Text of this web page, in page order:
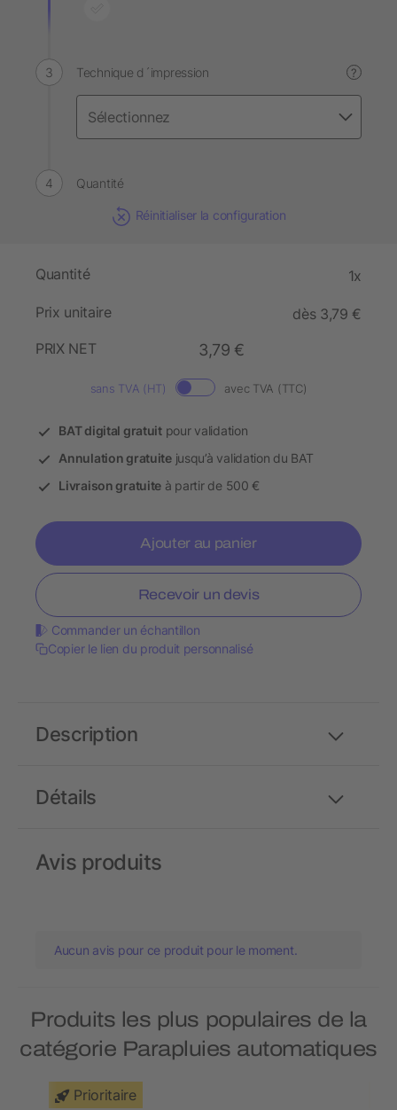
Technique d´impression ?
Quantité
Réinitialiser la configuration
Quantité 1x
Prix unitaire
dès 3,79 €
PRIX NET
3,79 €
sans TVA (HT) avec TVA (TTC)
BAT digital gratuitpour validation
Annulation gratuitejusqu’à validation du BAT
Livraison gratuite à partir de 500 €
Ajouter au panier
Recevoir un devis
Commander un échantillon
Copier le lien du produit personnalisé
Détails
Description
Avis produits
Aucun avis pour ce produit pour le moment.
Produits les plus populaires de la
catégorie Parapluies automatiques
Prioritaire